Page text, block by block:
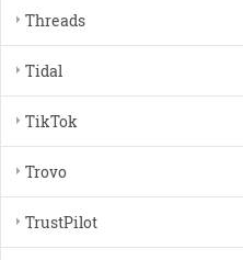
Threads
Tidal
TikTok
Trovo
TrustPilot